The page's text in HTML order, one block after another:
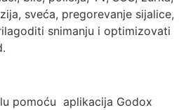
sveća, pregorevanje sijalice,
snimanju i optimizovati
pomoću aplikacija Godox